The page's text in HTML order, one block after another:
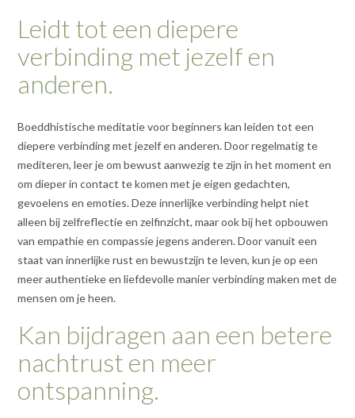
Leidt tot een diepere
verbinding met jezelf en
anderen.
Boeddhistische meditatie voor beginners kan leiden tot een
diepere verbinding met jezelf en anderen. Door regelmatig te
mediteren, leer je om bewust aanwezig te zijn in het moment en
om dieper in contact te komen met je eigen gedachten,
gevoelens en emoties. Deze innerlijke verbinding helpt niet
alleen bij zelfreflectie en zelfinzicht, maar ook bij het opbouwen
van empathie en compassie jegens anderen. Door vanuit een
staat van innerlijke rust en bewustzijn te leven, kun je op een
meer authentieke en liefdevolle manier verbinding maken met de
mensen om je heen.
Kan bijdragen aan een betere
nachtrust en meer
ontspanning.